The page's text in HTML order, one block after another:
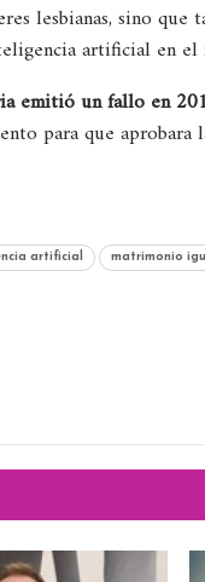
lesbianas, sino
artificial en el
emitió un fallo en
para que
artificial matrimonio